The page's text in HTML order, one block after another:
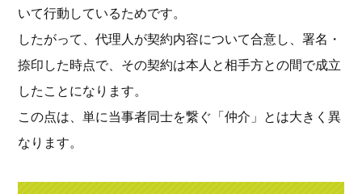
いて行動しているためです。
したがって、代理人が契約内容について合意し、署名・
捺印した時点で、その契約は本人と相手方との間で成立
したことになります。
この点は、単に当事者同士を繋ぐ「仲介」とは大きく異
なります。